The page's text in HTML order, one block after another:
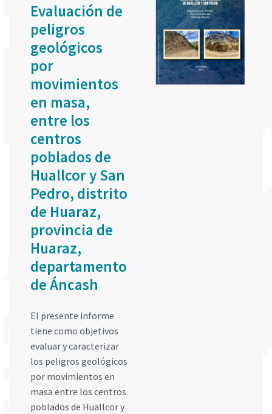
Evaluación de
peligros
geológicos
por
movimientos
en masa,
entre los
centros
poblados de
Huallcor y San
Pedro, distrito
de Huaraz,
provincia de
Huaraz,
departamento
de Áncash
El presente informe
tiene como objetivos
evaluar y caracterizar
los peligros geológicos
por movimientos en
masa entre los centros
poblados de Huallcor y